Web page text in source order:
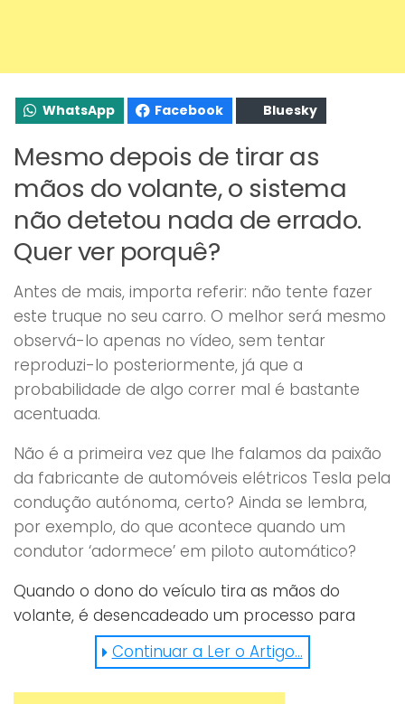
WhatsApp Facebook Bluesky
Mesmo depois de tirar as
mãos do volante, o sistema
não detetou nada de errado.
Quer ver porquê?
Antes de mais, importa referir: não tente fazer
este truque no seu carro. O melhor será mesmo
observá-lo apenas no vídeo, sem tentar
reproduzi-lo posteriormente, já que a
probabilidade de algo correr mal é bastante
acentuada.
Não é a primeira vez que lhe falamos da paixão
da fabricante de automóveis elétricos Tesla pela
condução autónoma, certo? Ainda se lembra,
por exemplo, do que acontece quando um
condutor ‘adormece’ em piloto automático?
Quando o dono do veículo tira as mãos do
volante, é desencadeado um processo para
acordá-lo (não vá o sistema deixar de
funcionar).
Continuar a Ler o Artigo...